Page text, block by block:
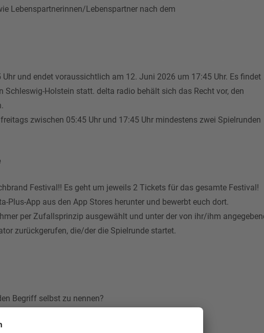
Lebenspartnerinnen/Lebenspartner nach dem
und endet voraussichtlich am 12. Juni 2026 um 17:45 Uhr. Es findet
Holstein statt. delta radio behält sich das Recht vor, den
zwischen 05:45 Uhr und 17:45 Uhr mindestens zwei Spielrunden
Festival!! Es geht um jeweils 2 Tickets für das gesamte Festival!
Plus-App aus den App Stores herunter und bewerbt euch dort.
per Zufallsprinzip ausgewählt und unter der von ihr/ihm
zurückgerufen, die/der die Spielrunde startet.
Begriff selbst zu nennen?
Deichbrand Festival.